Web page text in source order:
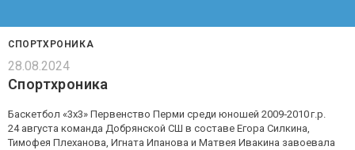
СПОРТХРОНИКА
28.08.2024
Спортхроника
Баскетбол «3х3» Первенство Перми среди юношей 2009‑2010 г.р.
24 августа команда Добрянской СШ в составе Егора Силкина,
Тимофея Плеханова, Игната Ипанова и Матвея Ивакина завоевала